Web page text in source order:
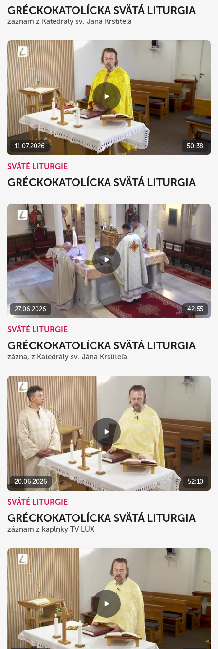
GRÉCKOKATOLÍCKA SVÄTÁ LITURGIA
záznam z Katedrály sv. Jána Krstiteľa
11.07.2026 50:38
SVÄTÉ LITURGIE
GRÉCKOKATOLÍCKA SVÄTÁ LITURGIA
27.06.2026 42:55
SVÄTÉ LITURGIE
GRÉCKOKATOLÍCKA SVÄTÁ LITURGIA
zázna, z Katedrály sv. Jána Krstiteľa
20.06.2026 52:10
SVÄTÉ LITURGIE
GRÉCKOKATOLÍCKA SVÄTÁ LITURGIA
záznam z kaplnky TV LUX